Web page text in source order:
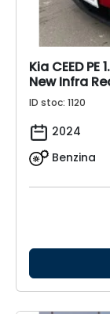
Kia CEED PE
New Infra
ID stoc: 1120
2024
Benzina